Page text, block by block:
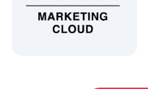
leads en 1 mois